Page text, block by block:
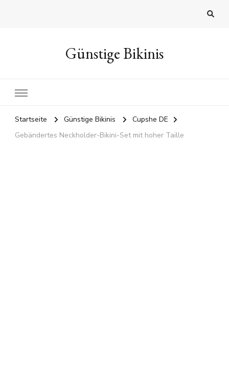
Günstige Bikinis
Startseite Günstige Bikinis
Cupshe DE
Gebändertes Neckholder-Bikini-Set mit hoher Taille